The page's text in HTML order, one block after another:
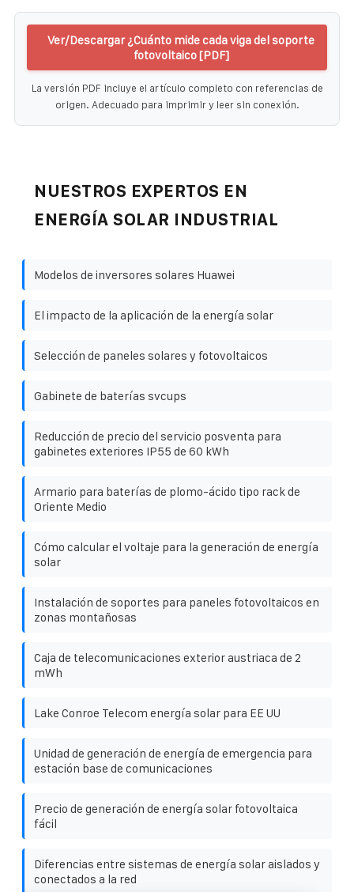
Ver/Descargar ¿Cuánto mide cada viga del soporte
fotovoltaico [PDF]
La versión PDF incluye el artículo completo con referencias de
origen. Adecuado para imprimir y leer sin conexión.
NUESTROS EXPERTOS EN
ENERGÍA SOLAR INDUSTRIAL
Modelos de inversores solares Huawei
El impacto de la aplicación de la energía solar
Selección de paneles solares y fotovoltaicos
Gabinete de baterías svcups
Reducción de precio del servicio posventa para
gabinetes exteriores IP55 de 60 kWh
Armario para baterías de plomo-ácido tipo rack de
Oriente Medio
Cómo calcular el voltaje para la generación de energía
solar
Instalación de soportes para paneles fotovoltaicos en
zonas montañosas
Caja de telecomunicaciones exterior austriaca de 2
mWh
Lake Conroe Telecom energía solar para EE UU
Unidad de generación de energía de emergencia para
estación base de comunicaciones
Precio de generación de energía solar fotovoltaica
fácil
Diferencias entre sistemas de energía solar aislados y
conectados a la red